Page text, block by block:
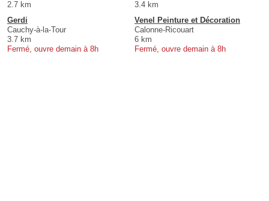
2.7 km
3.4 km
Gerdi
Cauchy-à-la-Tour
3.7 km
Fermé, ouvre demain à 8h
Venel Peinture et Décoration
Calonne-Ricouart
6 km
Fermé, ouvre demain à 8h